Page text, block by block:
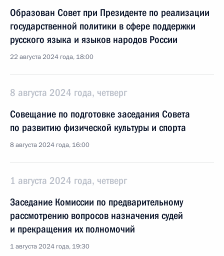
Образован Совет при Президенте по реализации
государственной политики в сфере поддержки
русского языка и языков народов России
22 августа 2024 года, 18:00
8 августа 2024 года, четверг
Совещание по подготовке заседания Совета
по развитию физической культуры и спорта
8 августа 2024 года, 16:00
1 августа 2024 года, четверг
Заседание Комиссии по предварительному
рассмотрению вопросов назначения судей
и прекращения их полномочий
1 августа 2024 года, 19:30